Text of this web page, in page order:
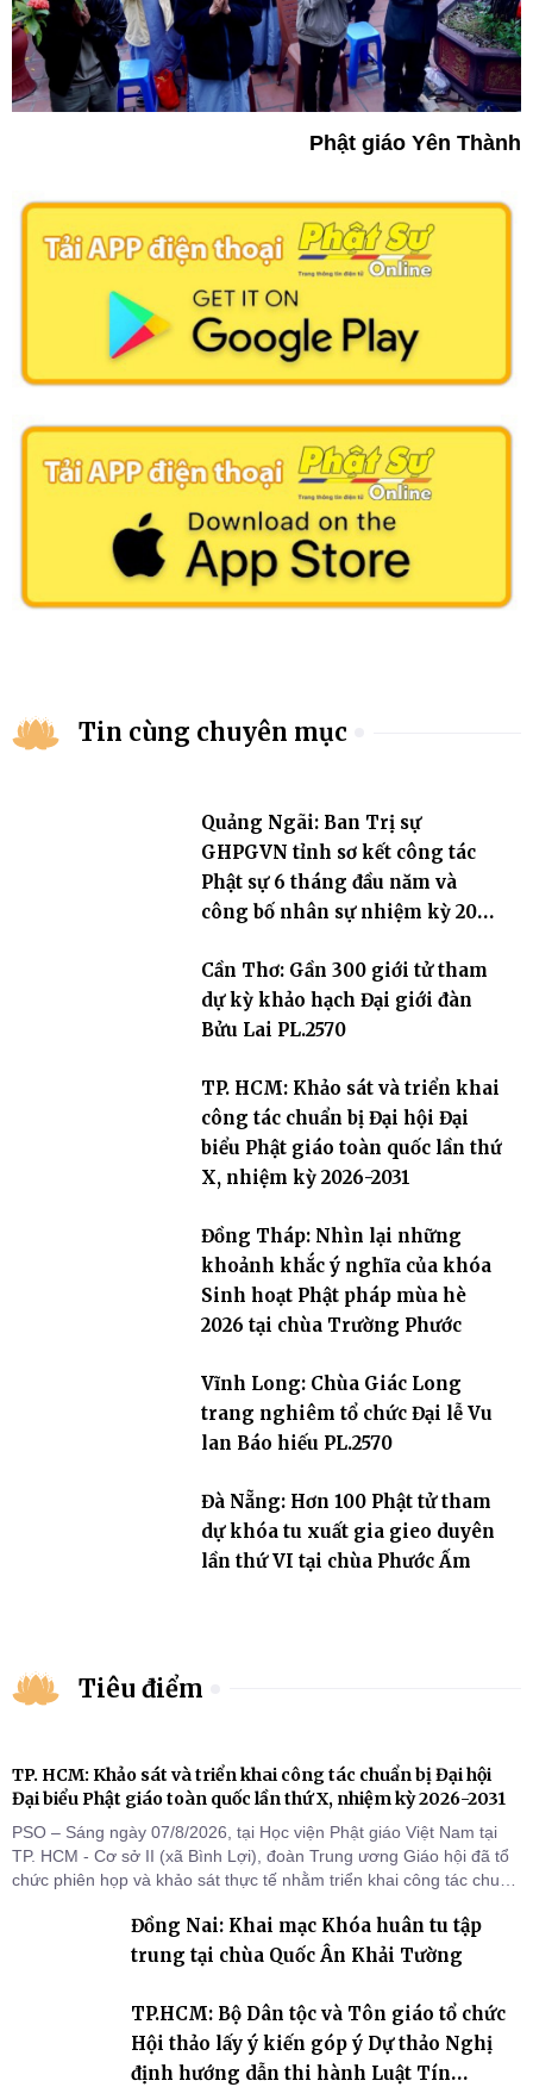
Phật giáo Yên Thành
Tin cùng chuyên mục
Quảng Ngãi: Ban Trị sự
GHPGVN tỉnh sơ kết công tác
Phật sự 6 tháng đầu năm và
công bố nhân sự nhiệm kỳ 2026
Cần Thơ: Gần 300 giới tử tham
dự kỳ khảo hạch Đại giới đàn
Bửu Lai PL.2570
TP. HCM: Khảo sát và triển khai
công tác chuẩn bị Đại hội Đại
biểu Phật giáo toàn quốc lần thứ
X, nhiệm kỳ 2026-2031
Đồng Tháp: Nhìn lại những
khoảnh khắc ý nghĩa của khóa
Sinh hoạt Phật pháp mùa hè
2026 tại chùa Trường Phước
Vĩnh Long: Chùa Giác Long
trang nghiêm tổ chức Đại lễ Vu
lan Báo hiếu PL.2570
Đà Nẵng: Hơn 100 Phật tử tham
dự khóa tu xuất gia gieo duyên
lần thứ VI tại chùa Phước Ấm
Tiêu điểm
TP. HCM: Khảo sát và triển khai công tác chuẩn bị Đại hội
Đại biểu Phật giáo toàn quốc lần thứ X, nhiệm kỳ 2026-2031
PSO – Sáng ngày 07/8/2026, tại Học viện Phật giáo Việt Nam tại
TP. HCM - Cơ sở II (xã Bình Lợi), đoàn Trung ương Giáo hội đã tổ
chức phiên họp và khảo sát thực tế nhằm triển khai công tác chuẩn
Đồng Nai: Khai mạc Khóa huân tu tập
trung tại chùa Quốc Ân Khải Tường
TP.HCM: Bộ Dân tộc và Tôn giáo tổ chức
Hội thảo lấy ý kiến góp ý Dự thảo Nghị
định hướng dẫn thi hành Luật Tín